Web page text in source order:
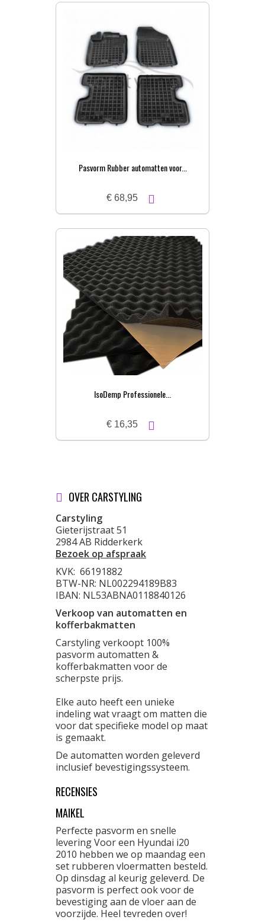
Pasvorm Rubber automatten voor...
€ 68,95
IsoDemp Professionele...
€ 16,35
OVER CARSTYLING
Carstyling
Gieterijstraat 51
2984 AB Ridderkerk
Bezoek op afspraak
KVK: 66191882
BTW-NR: NL002294189B83
IBAN: NL53ABNA0118840126
Verkoop van automatten en
kofferbakmatten
Carstyling verkoopt 100%
pasvorm automatten &
kofferbakmatten voor de
scherpste prijs.
Elke auto heeft een unieke
indeling wat vraagt om matten die
voor dat specifieke model op maat
is gemaakt.
De automatten worden geleverd
inclusief bevestigingssysteem.
RECENSIES
MAIKEL
Perfecte pasvorm en snelle
levering Voor een Hyundai i20
2010 hebben we op maandag een
set rubberen vloermatten besteld.
Op dinsdag al keurig geleverd. De
pasvorm is perfect ook voor de
bevestiging aan de vloer aan de
voorzijde. Heel tevreden over!